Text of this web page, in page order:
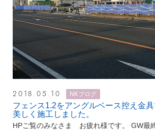
2018.05.10 NKブログ
フェンス1.2をアングルベース控え金
美しく施工しました。
HPご覧のみなさま お疲れ様です。 GW最